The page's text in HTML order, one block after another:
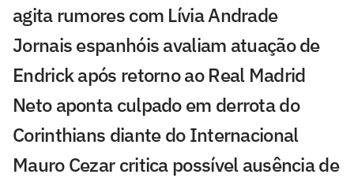
agita rumores com Lívia Andrade
Jornais espanhóis avaliam atuação de
Endrick após retorno ao Real Madrid
Neto aponta culpado em derrota do
Corinthians diante do Internacional
Mauro Cezar critica possível ausência de